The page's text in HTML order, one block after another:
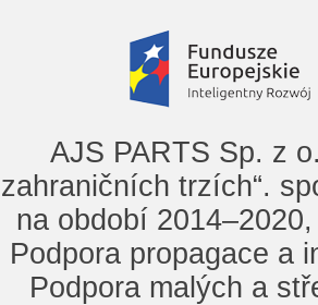
AJS PARTS Sp. z
zahraničních trzích“.
na období
Podpora propagace a
Podpora malých a